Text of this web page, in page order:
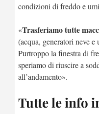
condizioni di freddo e
«Trasferiamo tutte
(acqua, generatori neve
Purtroppo la finestra di
speriamo di riuscire a
all’andamento».
Tutte le info